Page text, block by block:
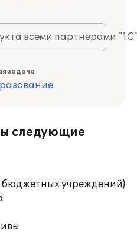
всеми партнерами
задача
следующие
бюджетных учреждений)